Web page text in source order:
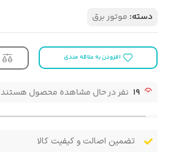
دسته: موتور برق
افزودن به علاقه مندی
19 نفر در حال مشاهده محصول هستند
تضمین اصالت و کیفیت کالا